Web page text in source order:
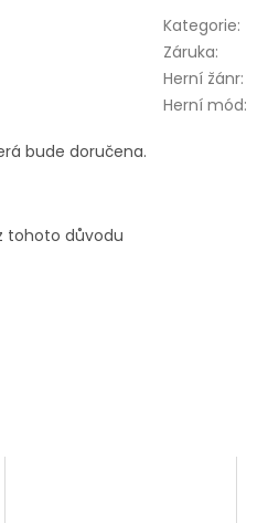
bude doručena.
tohoto důvodu
Kategorie:
Záruka:
Herní žánr:
Herní mód: